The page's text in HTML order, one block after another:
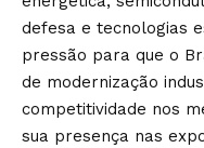
defesa e tecnologias
pressão para que o
de modernização
competitividade nos
sua presença nas